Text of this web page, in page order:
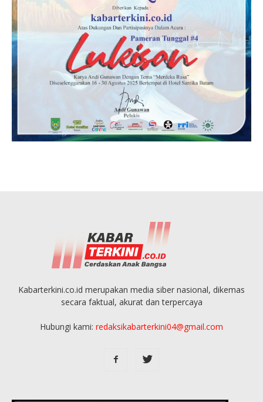
Kabarterkini.co.id merupakan media siber nasional, dikemas
secara faktual, akurat dan terpercaya
Hubungi kami: redaksikabarterkini04@gmail.com